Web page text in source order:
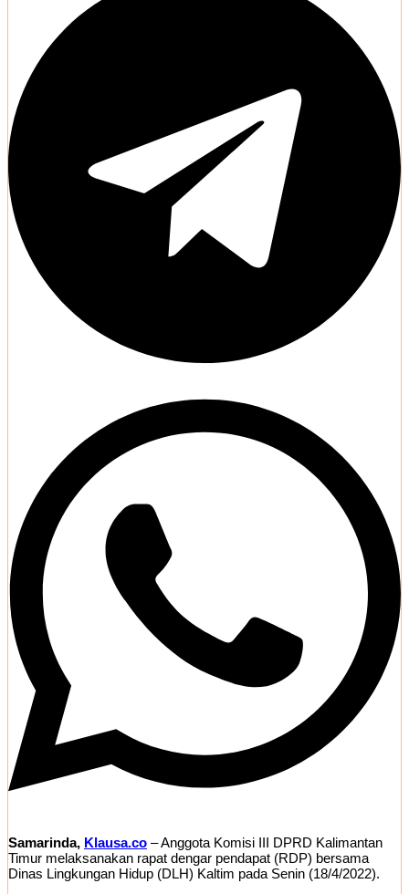
Samarinda, Klausa.co – Anggota Komisi III DPRD Kalimantan
Timur melaksanakan rapat dengar pendapat (RDP) bersama
Dinas Lingkungan Hidup (DLH) Kaltim pada Senin (18/4/2022).